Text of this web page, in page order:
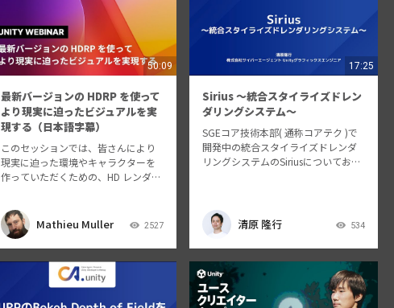
50:09
最新バージョンの HDRP を使って
より現実に迫ったビジュアルを実
現する（日本語字幕）
このセッションでは、皆さんにより
現実に迫った環境やキャラクターを
作っていただくための、HD レンダー
作り方や、ボリュメトリッククラウ
ドをより美しくする方法、水のエフ
ェクトを…
Mathieu Muller 2527
17:25
Sirius ～統合スタイライズドレン
ダリングシステム～
SGEコア技術本部( 通称コアテク )で
開発中の統合スタイライズドレンダ
リングシステムのSiriusについてお話
清原 隆行 534